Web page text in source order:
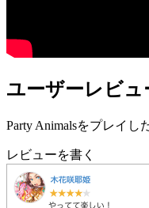
ユーザーレビュ
Party Animalsをプレイし
レビューを書く